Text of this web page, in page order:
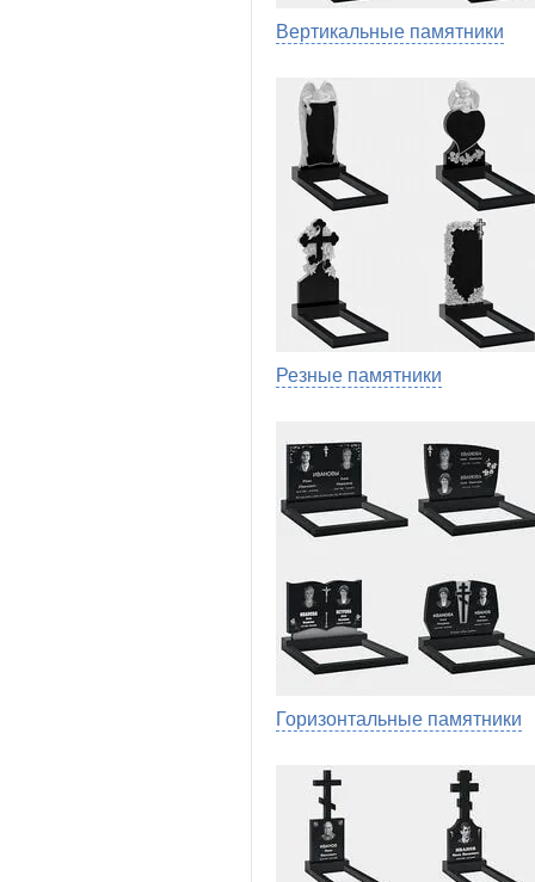
Вертикальные памятники
Резные памятники
Горизонтальные памятники